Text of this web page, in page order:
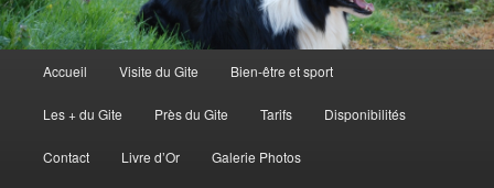
Skip
to
primary
Accueil Visite du Gite Bien-être et sport
Les + du Gite Près du Gite Tarifs Disponibilités
Contact Livre d’Or Galerie Photos